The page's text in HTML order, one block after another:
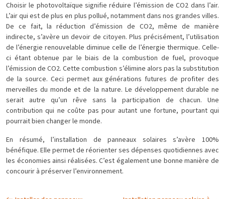
Choisir le photovoltaïque signifie réduire l’émission de CO2 dans l’air.
L’air qui est de plus en plus pollué, notamment dans nos grandes villes.
De ce fait, la réduction d’émission de CO2, même de manière
indirecte, s’avère un devoir de citoyen. Plus précisément, l’utilisation
de l’énergie renouvelable diminue celle de l’énergie thermique. Celle-
ci étant obtenue par le biais de la combustion de fuel, provoque
l’émission de CO2. Cette combustion s’élimine alors pas la substitution
de la source. Ceci permet aux générations futures de profiter des
merveilles du monde et de la nature. Le développement durable ne
serait autre qu’un rêve sans la participation de chacun. Une
contribution qui ne coûte pas pour autant une fortune, pourtant qui
pourrait bien changer le monde.
En résumé, l’installation de panneaux solaires s’avère 100%
bénéfique. Elle permet de réorienter ses dépenses quotidiennes avec
les économies ainsi réalisées. C’est également une bonne manière de
concourir à préserver l’environnement.